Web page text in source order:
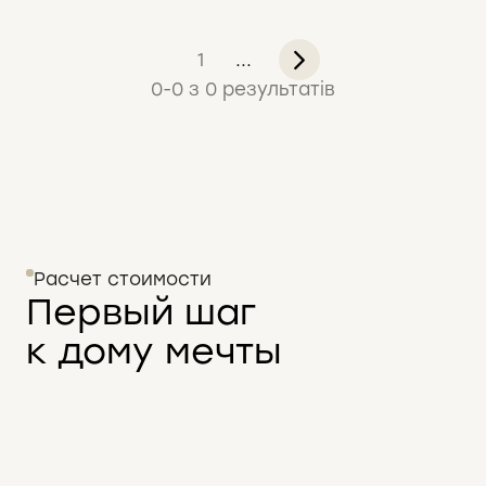
1
...
0-0 з 0 результатів
Расчет стоимости
Первый шаг
к дому мечты